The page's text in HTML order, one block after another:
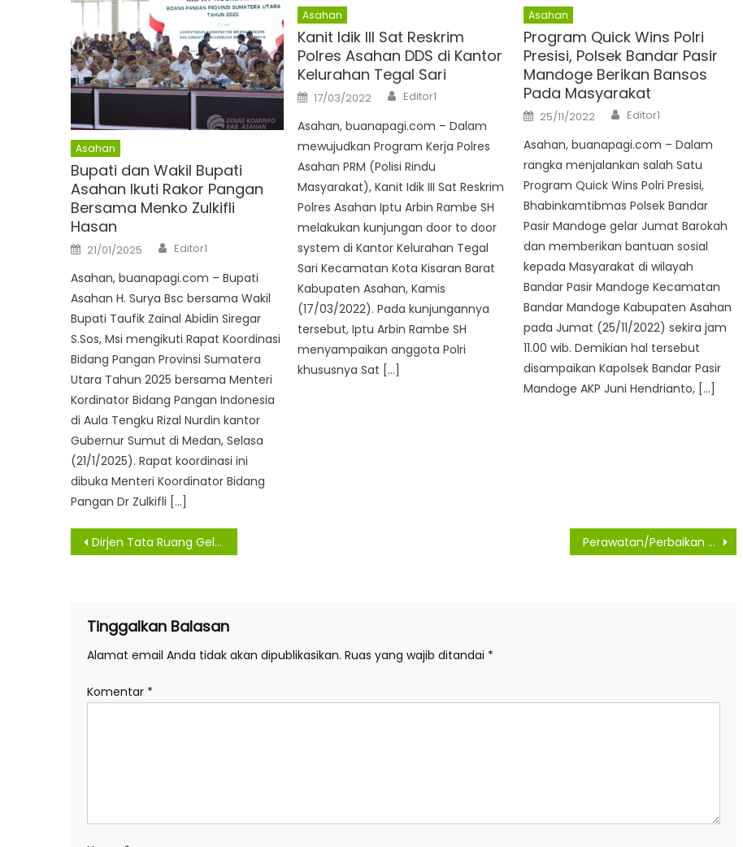
Asahan
Bupati dan Wakil Bupati
Asahan Ikuti Rakor Pangan
Bersama Menko Zulkifli
Hasan
Posted
on
21/01/2025 Author
Editor1
Asahan, buanapagi.com – Bupati
Asahan H. Surya Bsc bersama Wakil
Bupati Taufik Zainal Abidin Siregar
S.Sos, Msi mengikuti Rapat Koordinasi
Bidang Pangan Provinsi Sumatera
Utara Tahun 2025 bersama Menteri
Kordinator Bidang Pangan Indonesia
di Aula Tengku Rizal Nurdin kantor
Gubernur Sumut di Medan, Selasa
(21/1/2025). Rapat koordinasi ini
dibuka Menteri Koordinator Bidang
Pangan Dr Zulkifli […]
Asahan
Kanit Idik III Sat Reskrim
Polres Asahan DDS di Kantor
Kelurahan Tegal Sari
Posted
on
17/03/2022 Author
Editor1
Asahan, buanapagi.com – Dalam
mewujudkan Program Kerja Polres
Asahan PRM (Polisi Rindu
Masyarakat), Kanit Idik III Sat Reskrim
Polres Asahan Iptu Arbin Rambe SH
melakukan kunjungan door to door
system di Kantor Kelurahan Tegal
Sari Kecamatan Kota Kisaran Barat
Kabupaten Asahan, Kamis
(17/03/2022). Pada kunjungannya
tersebut, Iptu Arbin Rambe SH
menyampaikan anggota Polri
khususnya Sat […]
Asahan
Program Quick Wins Polri
Presisi, Polsek Bandar Pasir
Mandoge Berikan Bansos
Pada Masyarakat
Posted
on
25/11/2022 Author
Editor1
Asahan, buanapagi.com – Dalam
rangka menjalankan salah Satu
Program Quick Wins Polri Presisi,
Bhabinkamtibmas Polsek Bandar
Pasir Mandoge gelar Jumat Barokah
dan memberikan bantuan sosial
kepada Masyarakat di wilayah
Bandar Pasir Mandoge Kecamatan
Bandar Mandoge Kabupaten Asahan
pada Jumat (25/11/2022) sekira jam
11.00 wib. Demikian hal tersebut
disampaikan Kapolsek Bandar Pasir
Mandoge AKP Juni Hendrianto, […]
Navigasi
Dirjen Tata Ruang Gelar Rapat Lintas Sektor Bahas Revisi RTRW Kota Tasikmalaya dan RDTR Kawasan Perkotaan Baturiti Tabanan Perawatan/Perbaikan JDU diameter 1.000 mm Milik Perumda Tirtanadi Berdampak di Beberapa Wilayah
Tinggalkan Balasan
Alamat email Anda tidak akan dipublikasikan. Ruas yang wajib ditandai *
Komentar *